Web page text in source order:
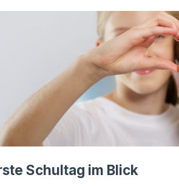
Schultag im Blick